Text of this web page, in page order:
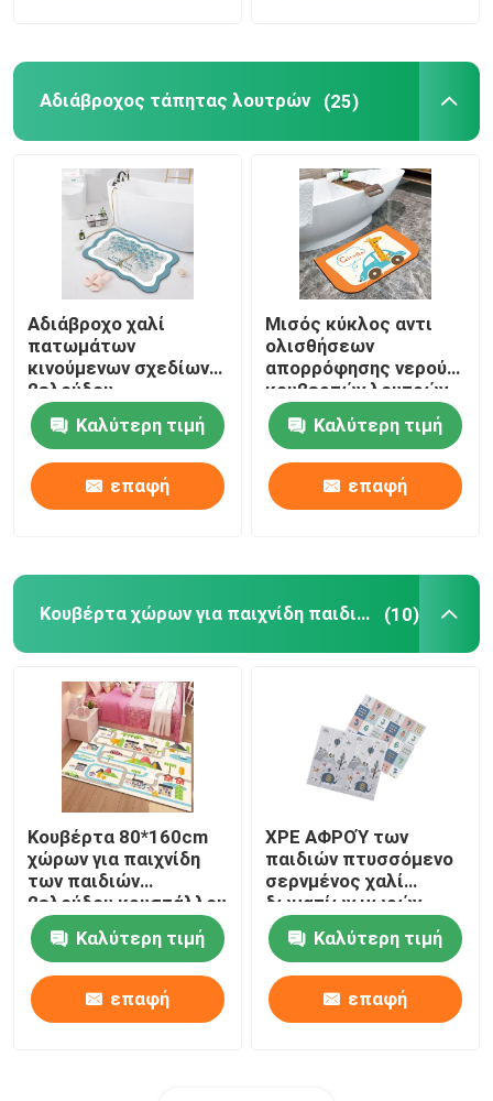
Χαλιά σκαλοπατιών μη ολίσθησης
Χαλί πατωμάτων μοτοσικλετών
Μαξιλάρι καθισμάτων τουαλετών
Εμπορικό χαλί πατωμάτων
shag κουβέρτες περιοχής
σύνολο χαλιών τουαλετών
Χαλιά πατωμάτων κουζινών
Αδιάβροχος τάπητας λουτρών (25)
Αδιάβροχο χαλί
πατωμάτων
κινούμενων σχεδίων
βελούδου
τεχνολογίας ταπήτων
λουτρών κουζινών
τουαλετών
Καλύτερη τιμή
επαφή
Μισός κύκλος αντι
ολισθήσεων
απορρόφησης νερού
κουβερτών λουτρών
μη ολίσθησης
βελούδου
τεχνολογίας χαλιών
πατωμάτων
Καλύτερη τιμή
επαφή
Κουβέρτα χώρων για παιχνίδη παιδιών (10)
Κουβέρτα 80*160cm
χώρων για παιχνίδη
των παιδιών
βελούδου κρυστάλλου
τάπητας δωματίων
παιχνιδιώνΚαλύτερη τιμή
επαφή
XPE ΑΦΡΟΎ των
παιδιών πτυσσόμενο
σερνμένος χαλί
δωματίων μωρών
χώρων για παιχνίδη
πυκνωμένο κουβέρτα
Καλύτερη τιμή
επαφή